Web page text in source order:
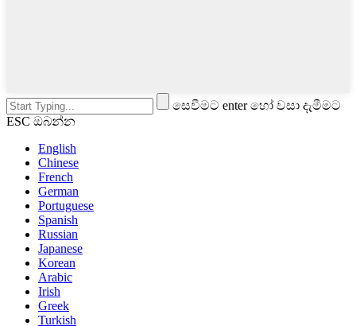
සෙවීමට enter හෝ වසා දැමීමට
ESC ඔබන්න
English
Chinese
French
German
Portuguese
Spanish
Russian
Japanese
Korean
Arabic
Irish
Greek
Turkish